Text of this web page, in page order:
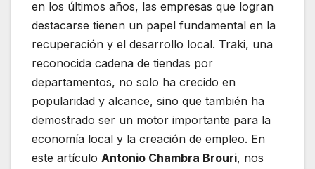
en los últimos años, las empresas que logran
destacarse tienen un papel fundamental en la
recuperación y el desarrollo local. Traki, una
reconocida cadena de tiendas por
departamentos, no solo ha crecido en
popularidad y alcance, sino que también ha
demostrado ser un motor importante para la
economía local y la creación de empleo. En
este artículo Antonio Chambra Brouri, nos